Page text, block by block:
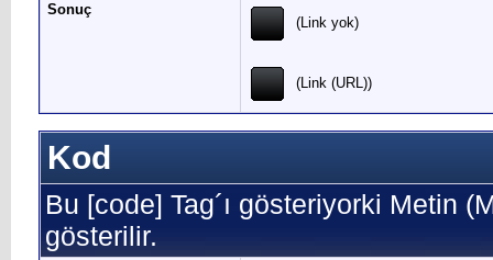
Sonuç
(Link yok)
(Link (URL))
Kod
Bu [code] Tag´ı gösteriyorki Metin
gösterilir.